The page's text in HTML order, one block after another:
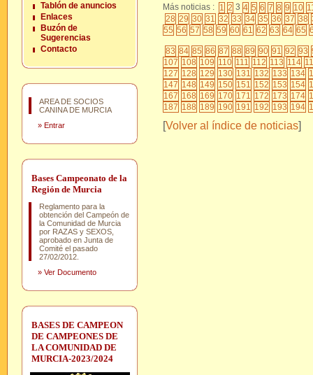
Tablón de anuncios
Enlaces
Buzón de
Sugerencias
Contacto
AREA DE SOCIOS
CANINA DE MURCIA
» Entrar
Bases Campeonato de la
Región de Murcia
Reglamento para la
obtención del Campeón de
la Comunidad de Murcia
por RAZAS y SEXOS,
aprobado en Junta de
Comité el pasado
27/02/2012.
» Ver Documento
BASES DE CAMPEON
DE CAMPEONES DE
LA COMUNIDAD DE
MURCIA-2023/2024
Más noticias : 1 2 3 4 5 6 7 8 9 10
28 29 30 31 32 33 34 35 36 37 38
55 56 57 58 59 60 61 62 63 64 65
83 84 85 86 87 88 89 90 91 92 93
107 108 109 110 111 112 113 114
127 128 129 130 131 132 133 134
147 148 149 150 151 152 153 154
167 168 169 170 171 172 173 174
187 188 189 190 191 192 193 194
[Volver al índice de noticias]